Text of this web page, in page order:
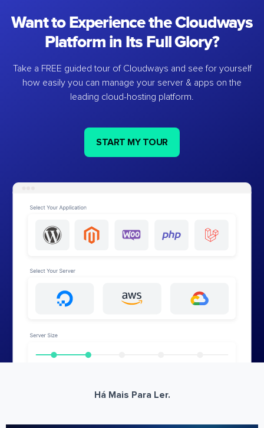
Want to Experience the Cloudways
Platform in Its Full Glory?
Take a FREE guided tour of Cloudways and see for yourself
how easily you can manage your server & apps on the
leading cloud-hosting platform.
START MY TOUR
Há Mais Para Ler.